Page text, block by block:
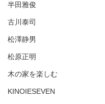
半田雅俊
古川泰司
松澤静男
松原正明
木の家を楽しむ
KINOIESEVEN